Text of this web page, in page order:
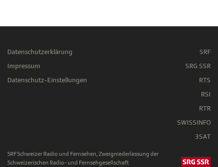
Datenschutzerklärung
Impressum
Datenschutz-Einstellungen
SRF
SRG SSR
RTS
RSI
RTR
SWISSINFO
3SAT
SRF Schweizer Radio und Fernsehen, Zweigniederlassung der
Schweizerischen Radio- und Fernsehgesellschaft